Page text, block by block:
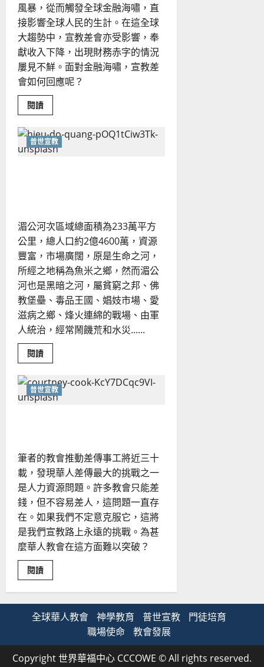
風暴，從而觸發全球金融海嘯，直
接影響全球人民的生計。在這全球
大趨勢中，宣教差會亦受影響，奉
獻收入下降，出現財務赤字的情況
屢見不鮮。面對金融海嘯，宣教差
會如何回應呢？
閱讀Read
more
職
宣
教：
教
回
應
｜
劉
漢
中
普世宣教
湄公河次區域總面積為233萬平方
公里，總人口約2億4600萬，資源
豐富，市場廣闊，原是生命之河，
所經之地稱為魚米之鄉，然而湄公
河也是黑暗之河，屬貧窮之邦、佛
教堡壘、毒品王國、娼妓市場、愛
滋病之鄉、烽火連綿的戰場、由軍
人統治，經常鬧饑荒和水災......
閱讀Read
more
在
湄
公
河
享
信
仰
｜
張
寶
華
普世宣教
筆者的教會推動差傳事工將近三十
載，發現華人差傳最大的挑戰之一
是人力資源問題。許多教會只能差
錢，但不容易差人，這問題一直存
在。如果我們不定意克服它，這將
是我們宣教路上永遠的挑戰。為甚
麼華人教會在這方面難以突破？
閱讀Read
more
宣
教
新
挑
蔣
祥
平
全球華人教會 神學教育 普世宣教
門徒培育
職場使命
教會發展
Copyright 世界華福中心 CCCOWE © All rights reserved.